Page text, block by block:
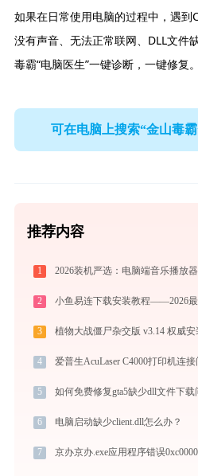
如果在日常使用电脑的过程中，遇到
没有声音、无法正常联网、DLL文件
毒霸“电脑医生”一键诊断，一键修复。
可在电脑上搜索“金山毒
推荐内容
1
2
3
4 爱普生AcuLaser C4000打印机连
5 如何免费修复gta5缺少dll文件下
6 电脑启动缺少client.dll怎么办？
7 京办京办.exe应用程序错误